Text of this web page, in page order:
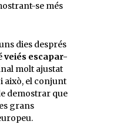
se més
dies després
veiés escapar-
molt ajustat
i això, el conjunt
demostrar que
grans